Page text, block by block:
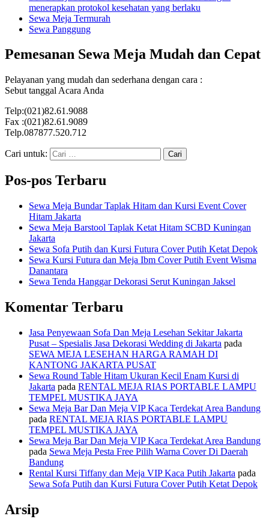
menerapkan protokol kesehatan yang berlaku
Sewa Meja Termurah
Sewa Panggung
Pemesanan Sewa Meja Mudah dan Cepat
Pelayanan yang mudah dan sederhana dengan cara :
Sebut tanggal Acara Anda
Telp:(021)82.61.9088
Fax :(021)82.61.9089
Telp.087877.520.712
Cari untuk:
Pos-pos Terbaru
Sewa Meja Bundar Taplak Hitam dan Kursi Event Cover
Hitam Jakarta
Sewa Meja Barstool Taplak Ketat Hitam SCBD Kuningan
Jakarta
Sewa Sofa Putih dan Kursi Futura Cover Putih Ketat Depok
Sewa Kursi Futura dan Meja Ibm Cover Putih Event Wisma
Danantara
Sewa Tenda Hanggar Dekorasi Serut Kuningan Jaksel
Komentar Terbaru
Jasa Penyewaan Sofa Dan Meja Lesehan Sekitar Jakarta
Pusat – Spesialis Jasa Dekorasi Wedding di Jakarta pada
SEWA MEJA LESEHAN HARGA RAMAH DI
KANTONG JAKARTA PUSAT
Sewa Round Table Hitam Ukuran Kecil Enam Kursi di
Jakarta pada RENTAL MEJA RIAS PORTABLE LAMPU
TEMPEL MUSTIKA JAYA
Sewa Meja Bar Dan Meja VIP Kaca Terdekat Area Bandung
pada RENTAL MEJA RIAS PORTABLE LAMPU
TEMPEL MUSTIKA JAYA
Sewa Meja Bar Dan Meja VIP Kaca Terdekat Area Bandung
pada Sewa Meja Pesta Free Pilih Warna Cover Di Daerah
Bandung
Rental Kursi Tiffany dan Meja VIP Kaca Putih Jakarta pada
Sewa Sofa Putih dan Kursi Futura Cover Putih Ketat Depok
Arsip